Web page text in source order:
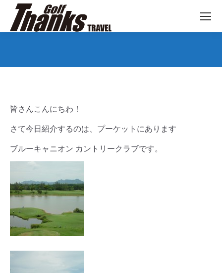
皆さんこんにちわ！
さて今日紹介するのは、プーケットにあります
ブルーキャニオン カントリークラブです。